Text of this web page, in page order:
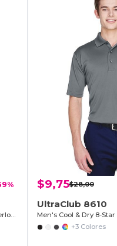
Men's Cool & Dry Sport Performance Interlock Polo
$9,75$28,00
UltraClub 8610
+3 Colores